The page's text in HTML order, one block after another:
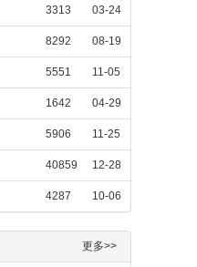
3313 03-24
8292 08-19
5551 11-05
1642 04-29
5906 11-25
40859 12-28
4287 10-06
更多>>